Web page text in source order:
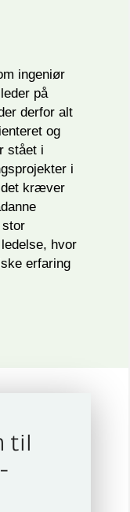
ingeniør
på
derfor alt
og
stået i
i
det kræver
hvor
erfaring
til